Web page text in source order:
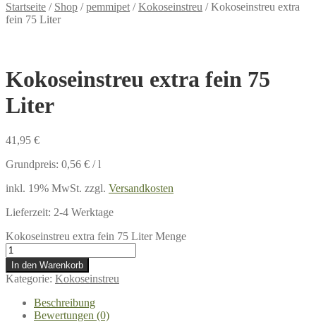
Startseite / Shop /pemmipet /Kokoseinstreu /Kokoseinstreu extra
fein 75 Liter
Kokoseinstreu extra fein 75
Liter
41,95 €
Grundpreis: 0,56 € /l
inkl. 19% MwSt. zzgl. Versandkosten
Lieferzeit: 2-4 Werktage
Kokoseinstreu extra fein 75 Liter Menge
In den Warenkorb
Kategorie: Kokoseinstreu
Beschreibung
Bewertungen (0)